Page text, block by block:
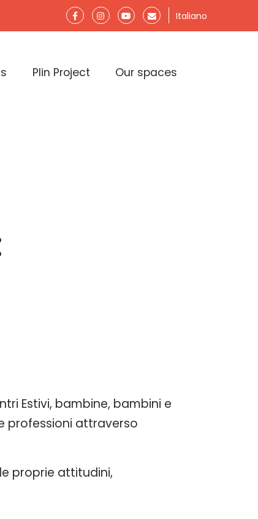
Italiano
Plin Project Our spaces
Estivi, bambine, bambini e
professioni attraverso
proprie attitudini,